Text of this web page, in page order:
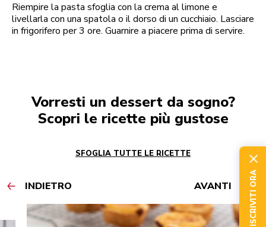
Riempire la pasta sfoglia con la crema al limone e
livellarla con una spatola o il dorso di un cucchiaio. Lasciare
in frigorifero per 3 ore. Guarnire a piacere prima di servire.
Vorresti un dessert da sogno?
Scopri le ricette più gustose
SFOGLIA TUTTE LE RICETTE
INDIETRO AVANTI ISCRIVITI ORA